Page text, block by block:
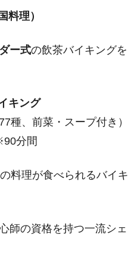
料理）
ー式の飲茶バイキングを
キング
種、前菜・スープ付き）
分間
料理が食べられるバイキ
師の資格を持つ一流シェ